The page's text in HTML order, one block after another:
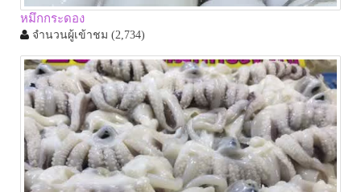
หมึกกระดอง
จำนวนผู้เข้าชม (2,734)